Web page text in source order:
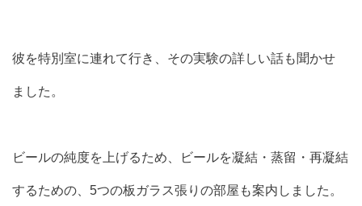
彼を特別室に連れて行き、その実験の詳しい話も聞かせ
ました。
ビールの純度を上げるため、ビールを凝結・蒸留・再凝結
するための、5つの板ガラス張りの部屋も案内しました。